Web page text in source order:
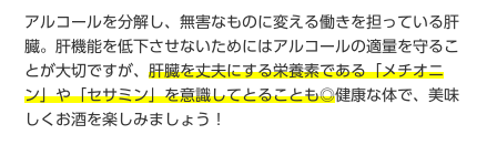
アルコールを分解し、無害なものに変える働きを担っている肝
臓。肝機能を低下させないためにはアルコールの適量を守るこ
とが大切ですが、肝臓を丈夫にする栄養素である「メチオニ
ン」や「セサミン」を意識してとることも◎健康な体で、美味
しくお酒を楽しみましょう！